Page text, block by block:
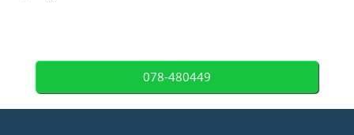
078-480449